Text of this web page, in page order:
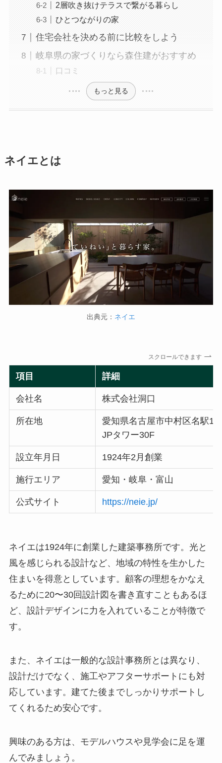
2層吹き抜けテラスで繋がる暮らし
ひとつながりの家
住宅会社を決める前に比較をしよう
岐阜県の家づくりなら森住建がおすすめ
口コミ
もっと見る
ネイエとは
出典元： ネイエ
スクロールできます
項目 詳細
会社名 株式会社洞口
所在地
愛知県名古屋市中村区名駅1-
JPタワー30F
設立年月日 1924年2月創業
施行エリア 愛知・岐阜・富山
公式サイト https://neie.jp/
ネイエは1924年に創業した建築事務所です。光と
風を感じられる設計など、地域の特性を生かした
住まいを得意としています。顧客の理想をかなえ
るために20〜30回設計図を書き直すこともあるほ
ど、設計デザインに力を入れていることが特徴で
す。
また、ネイエは一般的な設計事務所とは異なり、
設計だけでなく、施工やアフターサポートにも対
応しています。建てた後までしっかりサポートし
てくれるため安心です。
興味のある方は、モデルハウスや見学会に足を運
んでみましょう。